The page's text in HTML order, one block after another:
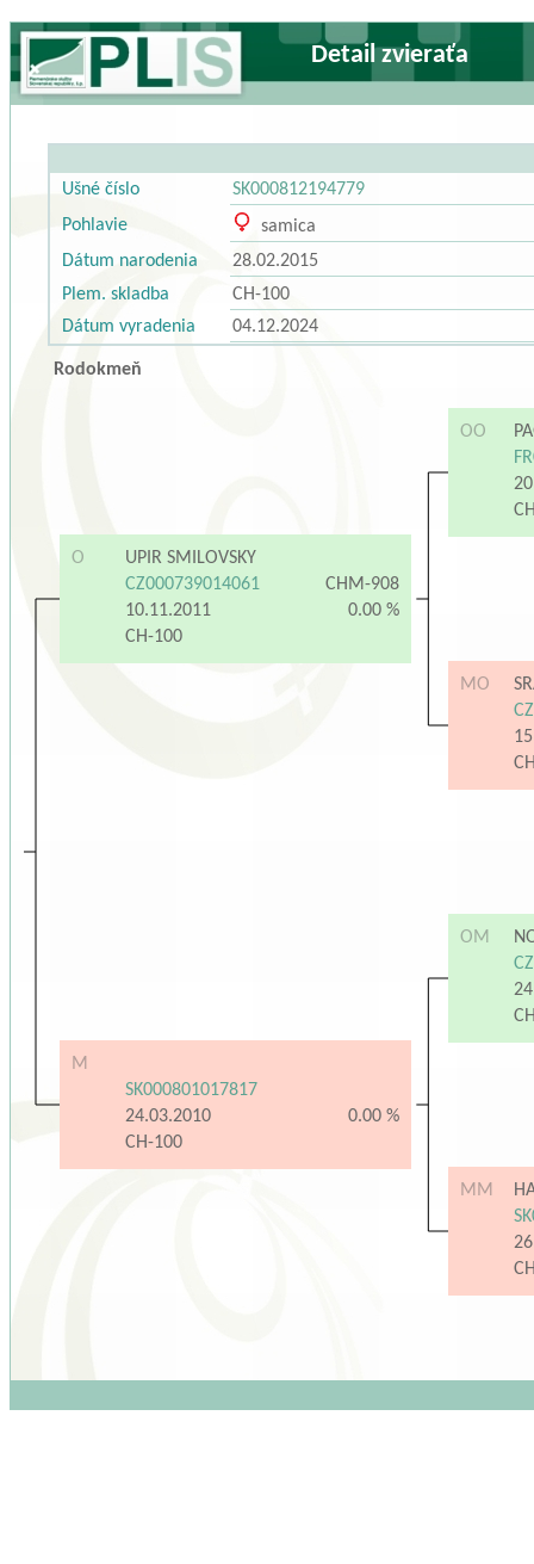
Detail zvieraťa
Ušné číslo
SK000812194779
Pohlavie
samica
Dátum narodenia
28.02.2015
Plem. skladba
CH-100
Dátum vyradenia
04.12.2024
Rodokmeň
O
UPIR SMILOVSKY
CZ000739014061
CHM-908
10.11.2011
0.00 %
CH-100
OO
MO
M
SK000801017817
24.03.2010
0.00 %
CH-100
OM
MM